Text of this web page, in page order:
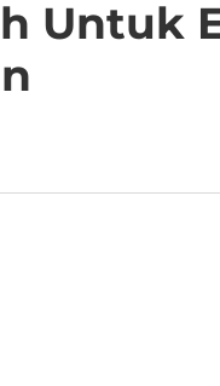
Untuk